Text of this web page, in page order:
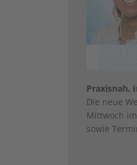
Praxisnah.
Die neue
Mittwoch
sowie